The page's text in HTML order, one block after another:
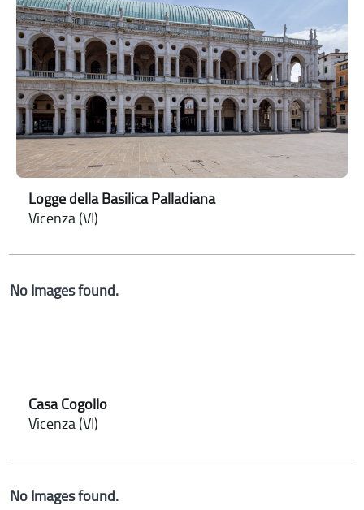
Logge della Basilica Palladiana
Vicenza (VI)
No Images found.
Casa Cogollo
Vicenza (VI)
No Images found.